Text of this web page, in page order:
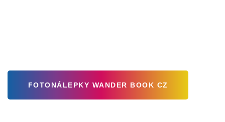
FOTONÁLEPKY WANDER BOOK CZ